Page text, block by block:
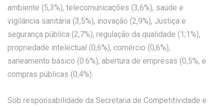
ambiente (5,3%), telecomunicações (3,6%), saúde e
vigilância sanitária (3,5%), inovação (2,9%), Justiça e
segurança pública (2,7%), regulação da qualidade (1;1%),
propriedade intelectual (0,6%), comércio (0,6%),
saneamento básico (0.6%), abertura de empresas (0,5%, e
compras públicas (0,4%).
Sob responsabilidade da Secretaria de Competitividade e